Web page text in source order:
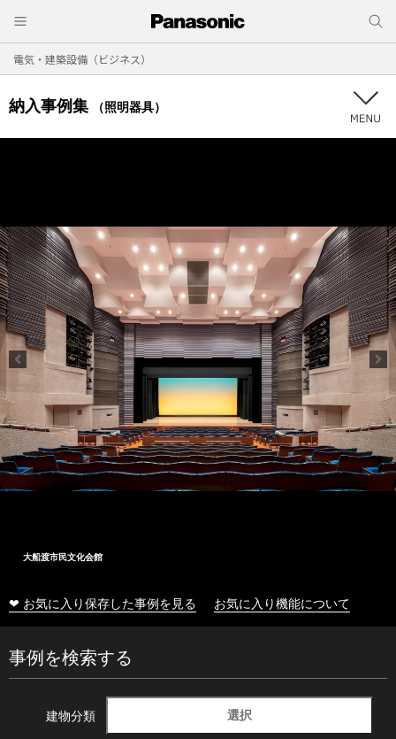
電気・建築設備（ビジネス）
納入事例集 （照明器具）
大船渡市民文化会館
❤ お気に入り保存した事例を見る お気に入り機能について
事例を検索する
建物分類 選択